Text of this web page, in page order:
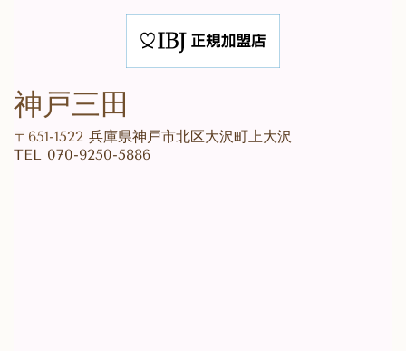
神戸三田
〒651-1522 兵庫県神戸市北区大沢町上大沢
TEL 070-9250-5886